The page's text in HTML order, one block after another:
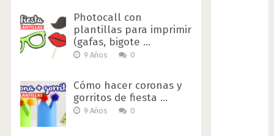
Photocall con
plantillas para imprimir
(gafas, bigote …
9 Años 0
Cómo hacer coronas y
gorritos de fiesta …
9 Años 0